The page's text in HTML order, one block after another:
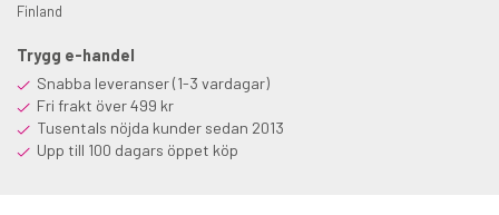
Finland
Trygg e-handel
Snabba leveranser (1-3 vardagar)
Fri frakt över 499 kr
Tusentals nöjda kunder sedan 2013
Upp till 100 dagars öppet köp